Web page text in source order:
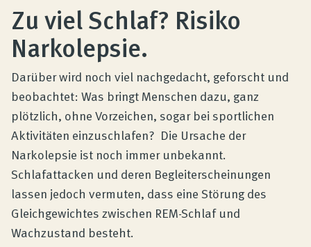
Kundenbewertungen
Produktberatung
Unternehmen
Kontakt
Magazin
Zu viel Schlaf? Risiko
Narkolepsie.
Darüber wird noch viel nachgedacht, geforscht und
beobachtet: Was bringt Menschen dazu, ganz
plötzlich, ohne Vorzeichen, sogar bei sportlichen
Aktivitäten einzuschlafen? Die Ursache der
Narkolepsie ist noch immer unbekannt.
Schlafattacken und deren Begleiterscheinungen
lassen jedoch vermuten, dass eine Störung des
Gleichgewichtes zwischen REM-Schlaf und
Wachzustand besteht.